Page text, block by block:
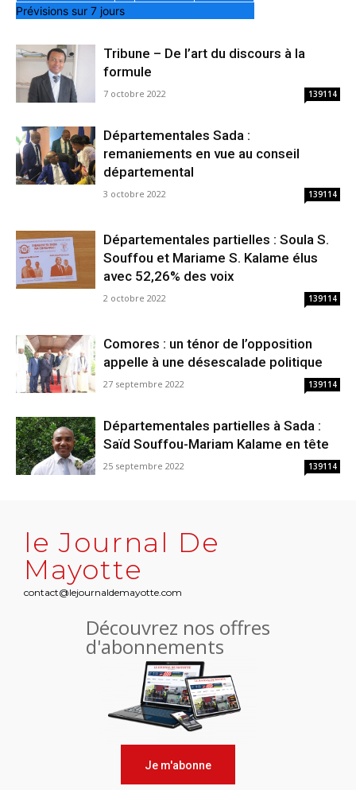
Prévisions sur 7 jours
Tribune – De l’art du discours à la
formule
7 octobre 2022 139114
Départementales Sada :
remaniements en vue au conseil
départemental
3 octobre 2022 139114
Départementales partielles : Soula S.
Souffou et Mariame S. Kalame élus
avec 52,26% des voix
2 octobre 2022 139114
Comores : un ténor de l’opposition
appelle à une désescalade politique
27 septembre 2022 139114
Départementales partielles à Sada :
Saïd Souffou-Mariam Kalame en tête
25 septembre 2022 139114
le Journal De
Mayotte
contact@lejournaldemayotte.com
Découvrez nos offres
d'abonnements
Je m'abonne